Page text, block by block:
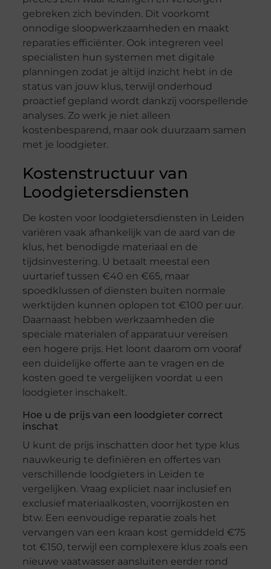
gebreken zich bevinden. Dit voorkomt
onnodige sloopwerkzaamheden en maakt
reparaties efficiënter. Ook integreren veel
specialisten hun systemen met digitale
planningen zodat je altijd inzicht hebt in de
status van jouw klus, terwijl onderhoud
proactief gepland wordt dankzij voorspellende
analyses. Zo werk je niet alleen
kostenbesparend, maar ook duurzaam samen
met je loodgieter.
Kostenstructuur van
Loodgietersdiensten
De kosten voor loodgietersdiensten in Leiden
variëren vaak afhankelijk van de aard van de
klus, het benodigde materiaal en de
tijdsinvestering. U betaalt meestal een
uurtarief tussen €40 en €65, maar
spoedklussen of diensten buiten normale
werktijden kunnen oplopen tot €100 per uur.
Daarnaast hebben werkzaamheden die
speciale materialen of apparatuur vereisen
een hogere prijs. Het loont daarom om vooraf
een duidelijke offerte aan te vragen en de
kosten goed te vergelijken voordat u een
loodgieter inschakelt.
Hoe u de prijs van een loodgieter correct
inschat
U kunt de prijs inschatten door het type klus
nauwkeurig te definiëren en offertes van
verschillende loodgieters in Leiden te
vergelijken. Vraag expliciet naar inclusief en
exclusief materiaalkosten, voorrijkosten en
btw. Een eenvoudige reparatie zoals het
vervangen van een kraan kost gemiddeld €75
tot €150, terwijl een complexere klus zoals een
nieuwe vaatwasser aansluiten eerder rond